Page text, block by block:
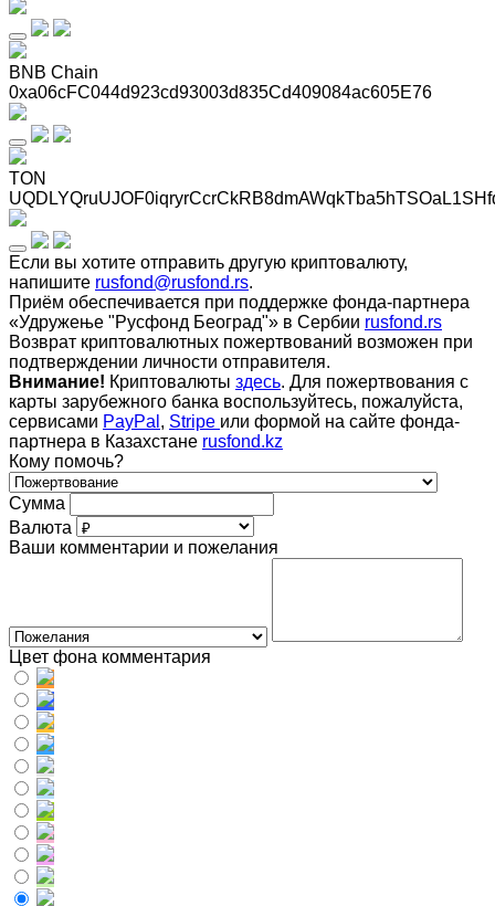
BNB Chain
0xa06cFC044d923cd93003d835Cd409084ac605E76
TON
Если вы хотите отправить другую криптовалюту,
напишите rusfond@rusfond.rs.
Приём обеспечивается при поддержке фонда-партнера
«Удружење "Русфонд Београд"» в Сербии rusfond.rs
Возврат криптовалютных пожертвований возможен при
подтверждении личности отправителя.
Внимание! Криптовалюты здесь. Для пожертвования с
карты зарубежного банка воспользуйтесь, пожалуйста,
сервисами PayPal , Stripe или формой на сайте фонда-
партнера в Казахстане rusfond.kz
Кому помочь?
Сумма
Валюта
Ваши комментарии и пожелания
Цвет фона комментария